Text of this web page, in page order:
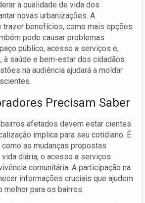
a qualidade de vida dos
novas urbanizações. A
trazer benefícios, como mais opções
pode causar problemas
público, acesso a serviços e,
à saúde e bem-estar dos cidadãos.
na audiência ajudará a moldar
Precisam Saber
afetados devem estar cientes
implica para seu cotidiano. É
as mudanças propostas
diária, o acesso a serviços
comunitária. A participação na
informações cruciais que ajudem
melhor para os bairros.